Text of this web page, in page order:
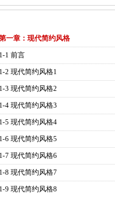
一章：现代简约风格
1-1 前言
1-2 现代简约风格1
1-3 现代简约风格2
1-4 现代简约风格3
1-5 现代简约风格4
1-6 现代简约风格5
1-7 现代简约风格6
1-8 现代简约风格7
1-9 现代简约风格8